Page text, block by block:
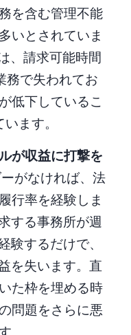
を含む管理不能
いとされていま
、請求可能時間
務で失われてお
低下しているこ
ます。
が収益に打撃を
がなければ、法
行率を経験しま
する事務所が週
験するだけで、
を失います。直
た枠を埋める時
問題をさらに悪
。